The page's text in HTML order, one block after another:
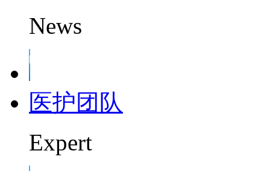
News
医护团队
Expert